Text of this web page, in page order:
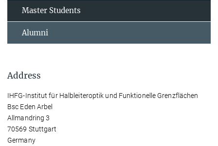
Master Students
Alumni
Address
IHFG-Institut für Halbleiteroptik und Funktionelle Grenzflächen
Bsc Eden Arbel
Allmandring 3
70569 Stuttgart
Germany